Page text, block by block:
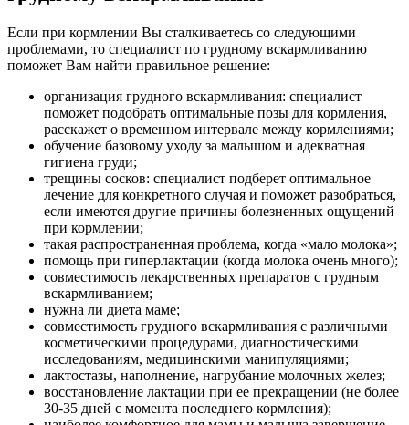
Если при кормлении Вы сталкиваетесь со следующими
проблемами, то специалист по грудному вскармливанию
поможет Вам найти правильное решение:
организация грудного вскармливания: специалист
поможет подобрать оптимальные позы для кормления,
расскажет о временном интервале между кормлениями;
обучение базовому уходу за малышом и адекватная
гигиена груди;
трещины сосков: специалист подберет оптимальное
лечение для конкретного случая и поможет разобраться,
если имеются другие причины болезненных ощущений
при кормлении;
такая распространенная проблема, когда «мало молока»;
помощь при гиперлактации (когда молока очень много);
совместимость лекарственных препаратов с грудным
вскармливанием;
нужна ли диета маме;
совместимость грудного вскармливания с различными
косметическими процедурами, диагностическими
исследованиям, медицинскими манипуляциями;
лактостазы, наполнение, нагрубание молочных желез;
восстановление лактации при ее прекращении (не более
30-35 дней с момента последнего кормления);